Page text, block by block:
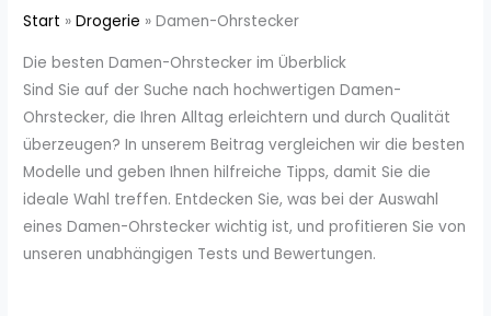
Start Drogerie Damen-Ohrstecker
Die besten Damen-Ohrstecker im Überblick
Sind Sie auf der Suche nach hochwertigen Damen-
Ohrstecker, die Ihren Alltag erleichtern und durch Qualität
überzeugen? In unserem Beitrag vergleichen wir die besten
Modelle und geben Ihnen hilfreiche Tipps, damit Sie die
ideale Wahl treffen. Entdecken Sie, was bei der Auswahl
eines Damen-Ohrstecker wichtig ist, und profitieren Sie von
unseren unabhängigen Tests und Bewertungen.